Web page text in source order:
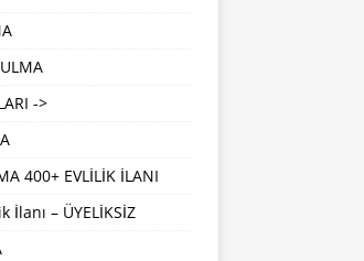
->
400+ EVLİLİK İLANI
– ÜYELİKSİZ